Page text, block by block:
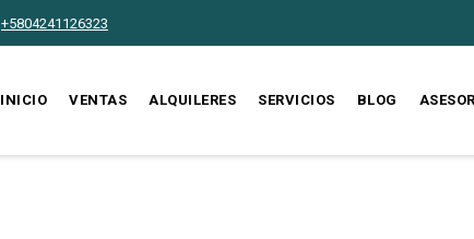
+5804241126323
INICIO VENTAS ALQUILERES SERVICIOS BLOG